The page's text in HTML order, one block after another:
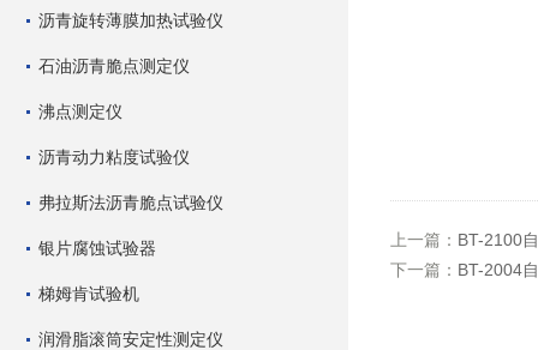
沥青旋转薄膜加热试验仪
石油沥青脆点测定仪
沸点测定仪
沥青动力粘度试验仪
弗拉斯法沥青脆点试验仪
银片腐蚀试验器
梯姆肯试验机
润滑脂滚筒安定性测定仪
上一篇： BT-2100
下一篇： BT-2004